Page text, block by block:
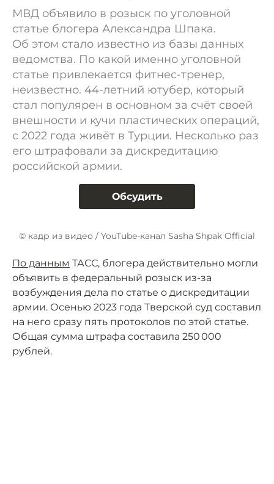
МВД объявило в розыск по уголовной
статье блогера Александра Шпака.
Об этом стало известно из базы данных
ведомства. По какой именно уголовной
статье привлекается фитнес-тренер,
неизвестно. 44-летний ютубер, который
стал популярен в основном за счёт своей
внешности и кучи пластических операций,
с 2022 года живёт в Турции. Несколько раз
его штрафовали за дискредитацию
российской армии.
Обсудить
© кадр из видео / YouTube-канал Sasha Shpak Official
По данным ТАСС, блогера действительно могли
объявить в федеральный розыск из-за
возбуждения дела по статье о дискредитации
армии. Осенью 2023 года Тверской суд составил
на него сразу пять протоколов по этой статье.
Общая сумма штрафа составила 250 000
рублей.